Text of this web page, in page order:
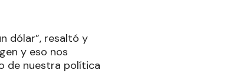
dólar”, resaltó y
y eso nos
de nuestra política